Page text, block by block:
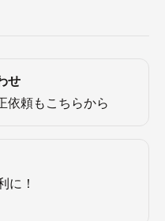
せ
依頼もこちらから
に！